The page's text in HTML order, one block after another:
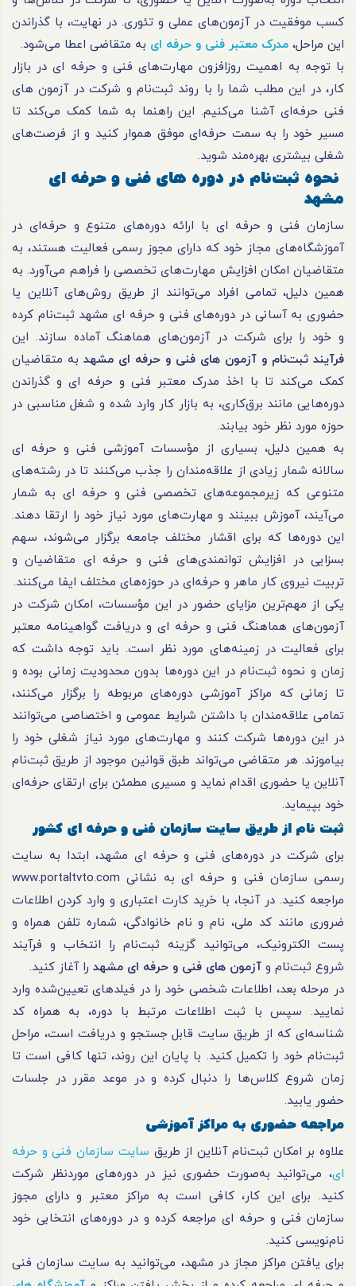
کسب موفقیت در آزمون‌های عملی و تئوری. در نهایت، با گذراندن
این مراحل، مدرک معتبر فنی و حرفه ای به متقاضی اعطا می‌شود.
با توجه به اهمیت روزافزون مهارت‌های فنی و حرفه ای در بازار
کار، در این مطلب شما را با روند ثبت‌نام و شرکت در آزمون های
فنی حرفه‌ای آشنا می‌کنیم. این راهنما به شما کمک می‌کند تا
مسیر خود را به سمت حرفه‌ای موفق هموار کنید و از فرصت‌های
شغلی بیشتری بهره‌مند شوید.
نحوه ثبت‌نام در دوره های فنی و حرفه ای
مشهد
سازمان فنی و حرفه ای با ارائه دوره‌های متنوع و حرفه‌ای در
آموزشگاه‌های مجاز خود که دارای مجوز رسمی فعالیت هستند، به
متقاضیان امکان افزایش مهارت‌های تخصصی را فراهم می‌آورد. به
همین دلیل، تمامی افراد می‌توانند از طریق روش‌های آنلاین یا
حضوری به آسانی در دوره‌های فنی و حرفه ای مشهد ثبت‌نام کرده
و خود را برای شرکت در آزمون‌های هماهنگ آماده سازند. این
فرآیند ثبت‌نام و آزمون های فنی و حرفه ای مشهد به متقاضیان
کمک می‌کند تا با اخذ مدرک معتبر فنی و حرفه ایو گذراندن
دوره‌هایی مانند برق‌کاری، به بازار کار وارد شده و شغل مناسبی در
حوزه مورد نظر خود بیابند.
به همین دلیل، بسیاری از مؤسسات آموزشی فنی و حرفه ای
سالانه شمار زیادی از علاقه‌مندان را جذب می‌کنند تا در رشته‌های
متنوعی که زیرمجموعه‌های تخصصی فنی و حرفه ای به شمار
می‌آیند، آموزش ببینند و مهارت‌های مورد نیاز خود را ارتقا دهند.
این دوره‌ها که برای اقشار مختلف جامعه برگزار می‌شوند، سهم
بسزایی در افزایش توانمندی‌های فنی و حرفه ای متقاضیان و
تربیت نیروی کار ماهر و حرفه‌ای در حوزه‌های مختلف ایفا می‌کنند.
یکی از مهم‌ترین مزایای حضور در این مؤسسات، امکان شرکت در
آزمون‌های هماهنگ فنی و حرفه ای و دریافت گواهینامه معتبر
برای فعالیت در زمینه‌های مورد نظر است. باید توجه داشت که
زمان و نحوه ثبت‌نام در این دوره‌ها بدون محدودیت زمانی بوده و
تا زمانی که مراکز آموزشی دوره‌های مربوطه را برگزار می‌کنند،
تمامی علاقه‌مندان با داشتن شرایط عمومی و اختصاصی می‌توانند
در این دوره‌ها شرکت کنند و مهارت‌های مورد نیاز شغلی خود را
بیاموزند. هر متقاضی می‌تواند طبق قوانین موجود از طریق ثبت‌نام
آنلاین یا حضوری اقدام نماید و مسیری مطمئن برای ارتقای حرفه‌ای
خود بپیماید.
ثبت نام از طریق سایت سازمان فنی و حرفه ای کشور
برای شرکت در دوره‌های فنی و حرفه ای مشهد، ابتدا به سایت
رسمی سازمان فنی و حرفه ای
به نشانی www.portaltvto.com
مراجعه کنید. در آنجا، با خرید کارت اعتباری و وارد کردن اطلاعات
ضروری مانند کد ملی، نام و نام خانوادگی، شماره تلفن همراه و
پست الکترونیک، می‌توانید گزینه ثبت‌نام را انتخاب و فرآیند
شروع ثبت‌نام و آزمون های فنی و حرفه ای مشهد را آغاز کنید.
در مرحله بعد، اطلاعات شخصی خود را در فیلدهای تعیین‌شده وارد
نمایید. سپس با ثبت اطلاعات مرتبط با دوره، به همراه کد
شناسه‌ای که از طریق سایت قابل جستجو و دریافت است، مراحل
ثبت‌نام خود را تکمیل کنید. با پایان این روند، تنها کافی است تا
زمان شروع کلاس‌ها را دنبال کرده و در موعد مقرر در جلسات
حضور یابید.
مراجعه حضوری به مراکز آموزشی
علاوه بر امکان ثبت‌نام آنلاین از طریق سایت سازمان فنی و حرفه
ای، می‌توانید به‌صورت حضوری نیز در دوره‌های موردنظر شرکت
کنید. برای این کار، کافی است به مراکز معتبر و دارای مجوز
سازمان فنی و حرفه ای مراجعه کرده و در دوره‌های انتخابی خود
نام‌نویسی کنید.
برای یافتن مراکز مجاز در مشهد، می‌توانید به سایت سازمان فنی